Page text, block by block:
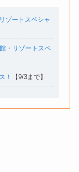
ゾートスペシャ
・リゾートスペ
！ 【9/3まで】